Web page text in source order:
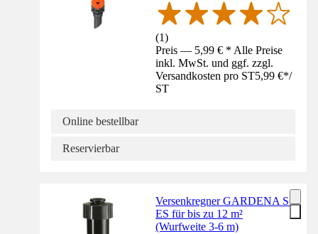
(1)
Preis — 5,99 € * Alle Preise
inkl. MwSt. und ggf. zzgl.
Versandkosten pro ST5,99 €*/
ST
Online bestellbar
Reservierbar
Versenkregner GARDENA S-
ES für bis zu 12 m²
(Wurfweite 3-6 m)